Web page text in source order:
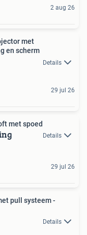
2 aug 26
met
en scherm
Details
29 jul 26
met spoed
Details
29 jul 26
pull systeem -
Details